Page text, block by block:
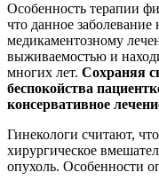
Особенность терапии
что данное заболевание
медикаментозному
выживаемостью и
многих лет. Сохраняя
беспокойства
консервативное
Гинекологи считают,
хирургическое
опухоль. Особенности